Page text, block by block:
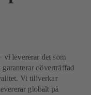
vi levererar det som
oöverträffad
Vi tillverkar
globalt på